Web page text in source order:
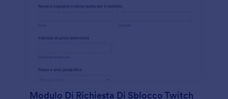
Modulo Di Richiesta Di Sblocco Twitch